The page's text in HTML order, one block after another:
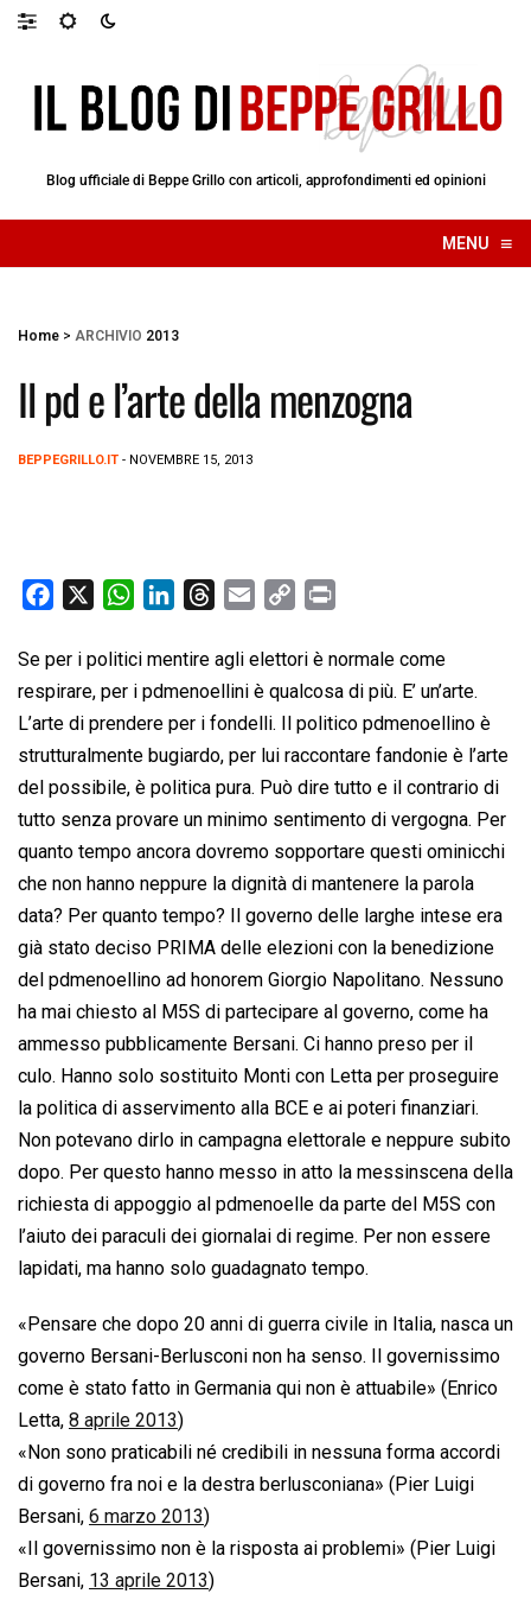
Blog ufficiale di Beppe Grillo con articoli, approfondimenti ed opinioni
MENU ≡
☰
Home > ARCHIVIO 2013
Il pd e l’arte della menzogna
BEPPEGRILLO.IT - NOVEMBRE 15, 2013
c
e
b
o
o
W
a
t
s
A
p
p
n
k
e
d
I
n
r
e
a
d
s
a
i
l
p
y
L
i
n
k
i
n
t
Se per i politici mentire agli elettori è normale come
respirare, per i pdmenoellini è qualcosa di più. E’ un’arte.
L’arte di prendere per i fondelli. Il politico pdmenoellino è
strutturalmente bugiardo, per lui raccontare fandonie è l’arte
del possibile, è politica pura. Può dire tutto e il contrario di
tutto senza provare un minimo sentimento di vergogna. Per
quanto tempo ancora dovremo sopportare questi ominicchi
che non hanno neppure la dignità di mantenere la parola
data? Per quanto tempo? Il governo delle larghe intese era
già stato deciso PRIMA delle elezioni con la benedizione
del pdmenoellino ad honorem Giorgio Napolitano. Nessuno
ha mai chiesto al M5S di partecipare al governo, come ha
ammesso pubblicamente Bersani. Ci hanno preso per il
culo. Hanno solo sostituito Monti con Letta per proseguire
la politica di asservimento alla BCE e ai poteri finanziari.
Non potevano dirlo in campagna elettorale e neppure subito
dopo. Per questo hanno messo in atto la messinscena della
richiesta di appoggio al pdmenoelle da parte del M5S con
l’aiuto dei paraculi dei giornalai di regime. Per non essere
lapidati, ma hanno solo guadagnato tempo.
«Pensare che dopo 20 anni di guerra civile in Italia, nasca un
governo Bersani-Berlusconi non ha senso. Il governissimo
come è stato fatto in Germania qui non è attuabile» (Enrico
Letta, 8 aprile 2013)
«Non sono praticabili né credibili in nessuna forma accordi
di governo fra noi e la destra berlusconiana» (Pier Luigi
Bersani, 6 marzo 2013)
«Il governissimo non è la risposta ai problemi» (Pier Luigi
Bersani, 13 aprile 2013)